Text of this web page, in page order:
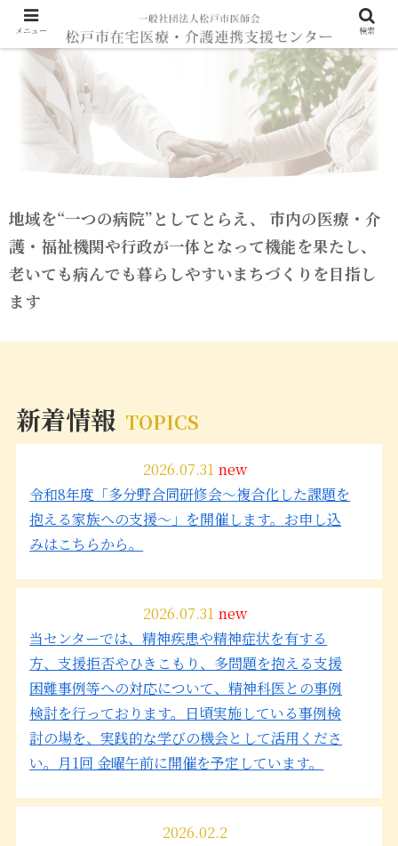
地域を“一つの病院”としてとらえ、 市内の医療・介
護・福祉機関や行政が一体となって機能を果たし、
老いても病んでも暮らしやすいまちづくりを目指し
ます
新着情報 TOPICS
2026.07.31 new
令和8年度「多分野合同研修会～複合化した課題を
抱える家族への支援～」を開催します。お申し込
みはこちらから。
2026.07.31 new
当センターでは、精神疾患や精神症状を有する
方、支援拒否やひきこもり、多問題を抱える支援
困難事例等への対応について、精神科医との事例
検討を行っております。日頃実施している事例検
討の場を、実践的な学びの機会として活用くださ
い。月1回 金曜午前に開催を予定しています。
2026.02.2
メニュー 検索